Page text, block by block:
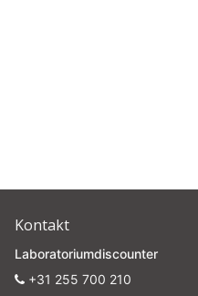
Kontakt
Laboratoriumdiscounter
+31 255 700 210